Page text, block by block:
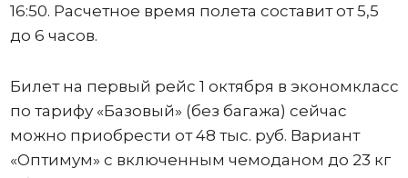
16:50. Расчетное время полета составит от 5,5
до 6 часов.
Билет на первый рейс 1 октября в экономкласс
по тарифу «Базовый» (без багажа) сейчас
можно приобрести от 48 тыс. руб. Вариант
«Оптимум» с включенным чемоданом до 23 кг